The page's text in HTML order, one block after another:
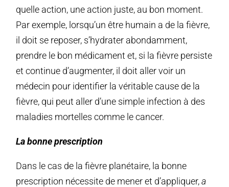
quelle action, une action juste, au bon moment.
Par exemple, lorsqu’un être humain a de la fièvre,
il doit se reposer, s’hydrater abondamment,
prendre le bon médicament et, si la fièvre persiste
et continue d’augmenter, il doit aller voir un
médecin pour identifier la véritable cause de la
fièvre, qui peut aller d’une simple infection à des
maladies mortelles comme le cancer.
La bonne prescription
Dans le cas de la fièvre planétaire, la bonne
prescription nécessite de mener et d’appliquer,a